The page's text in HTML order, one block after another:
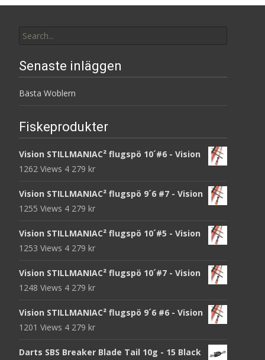
for:
Senaste inläggen
Bästa Woblern
Fiskeprodukter
Vision STILLMANIAC² flugspö 10´#6 - Vision
1262 Views 4 279 kr
Vision STILLMANIAC² flugspö 9´6 #7 - Vision
1255 Views 4 279 kr
Vision STILLMANIAC² flugspö 10´#5 - Vision
1253 Views 4 279 kr
Vision STILLMANIAC² flugspö 10´#7 - Vision
1248 Views 4 279 kr
Vision STILLMANIAC² flugspö 9´6 #6 - Vision
1201 Views 4 279 kr
Darts SBS Breaker Blade Tail 10g - 15 Black